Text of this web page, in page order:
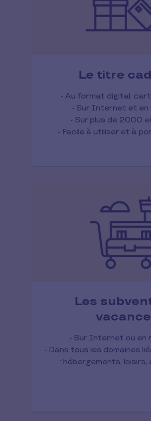
Le titre
- Au format digital,
- Sur Internet et en
- Sur plus de 2000
- Facile à utiliser et à
Les
- Sur Internet ou en
- Dans tous les domaines
: hébergements,